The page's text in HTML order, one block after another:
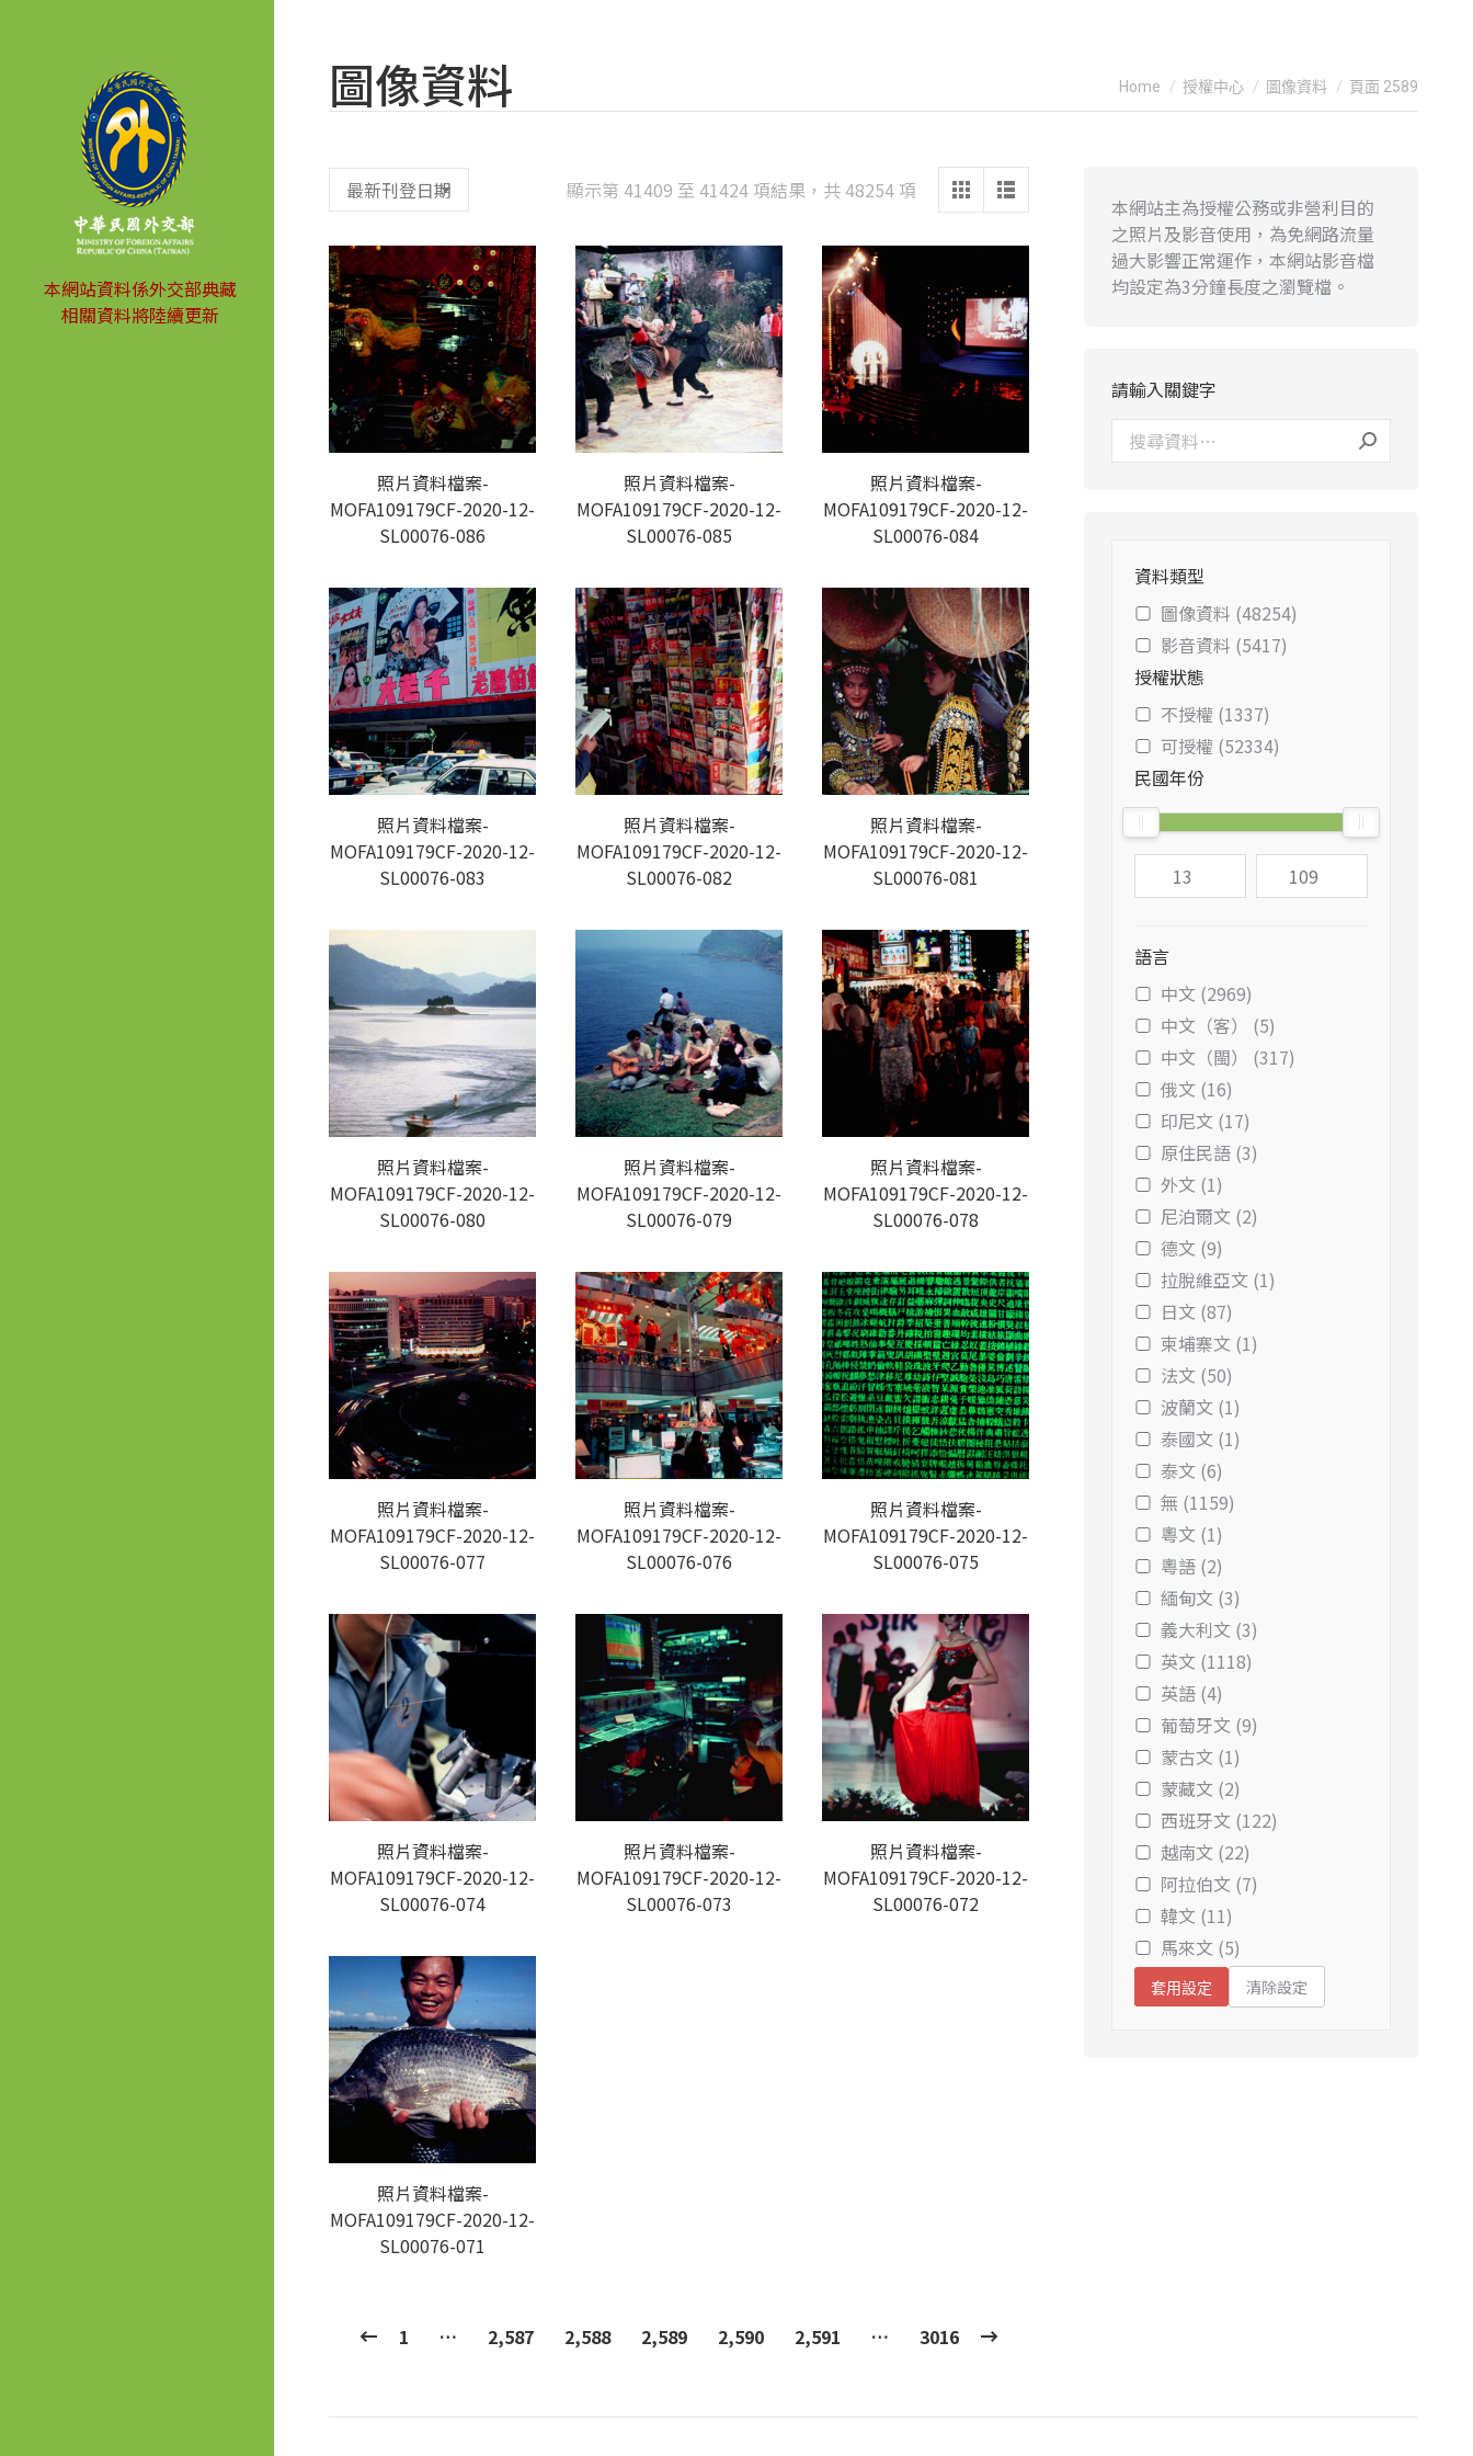
本網站資料係外交部典藏
相關資料將陸續更新
圖像資料 You are here:
Home 授權中心 圖像資料 頁面 2589
顯示第 41409 至 41424 項結果，共 48254 項 Sorted
latest
照片資料檔案-
MOFA109179CF-2020-12-
SL00076-086
照片資料檔案-
MOFA109179CF-2020-12-
SL00076-085
照片資料檔案-
MOFA109179CF-2020-12-
SL00076-084
照片資料檔案-
MOFA109179CF-2020-12-
SL00076-083
照片資料檔案-
MOFA109179CF-2020-12-
SL00076-082
照片資料檔案-
MOFA109179CF-2020-12-
SL00076-081
照片資料檔案-
MOFA109179CF-2020-12-
SL00076-080
照片資料檔案-
MOFA109179CF-2020-12-
SL00076-079
照片資料檔案-
MOFA109179CF-2020-12-
SL00076-078
照片資料檔案-
MOFA109179CF-2020-12-
SL00076-077
照片資料檔案-
MOFA109179CF-2020-12-
SL00076-076
照片資料檔案-
MOFA109179CF-2020-12-
SL00076-075
照片資料檔案-
MOFA109179CF-2020-12-
SL00076-074
照片資料檔案-
MOFA109179CF-2020-12-
SL00076-073
照片資料檔案-
MOFA109179CF-2020-12-
SL00076-072
照片資料檔案-
MOFA109179CF-2020-12-
SL00076-071
1 … 2,587 2,588 2,589 2,590 2,591 … 3016
本網站主為授權公務或非營利目的
之照片及影音使用，為免網路流量
過大影響正常運作，本網站影音檔
均設定為3分鐘長度之瀏覽檔。
請輸入關鍵字
資料類型
圖像資料 (48254)
影音資料 (5417)
授權狀態
不授權 (1337)
可授權 (52334)
民國年份
語言
中文 (2969)
中文（客） (5)
中文（閩） (317)
俄文 (16)
印尼文 (17)
原住民語 (3)
外文 (1)
尼泊爾文 (2)
德文 (9)
拉脫維亞文 (1)
日文 (87)
柬埔寨文 (1)
法文 (50)
波蘭文 (1)
泰國文 (1)
泰文 (6)
無 (1159)
粵文 (1)
粵語 (2)
緬甸文 (3)
義大利文 (3)
英文 (1118)
英語 (4)
葡萄牙文 (9)
蒙古文 (1)
蒙藏文 (2)
西班牙文 (122)
越南文 (22)
阿拉伯文 (7)
韓文 (11)
馬來文 (5)
套用設定 清除設定